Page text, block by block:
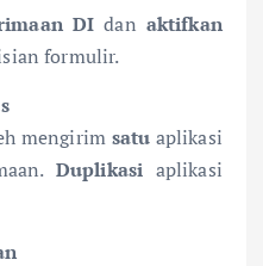
DI dan aktifkan
formulir.
mengirim satu aplikasi
Duplikasi aplikasi